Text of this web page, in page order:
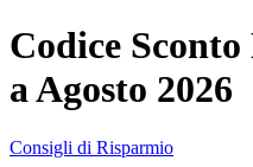
YOOX
ITA Airways
Vacanze e
Hotel
Codice
a Agosto 2026
Consigli di Risparmio